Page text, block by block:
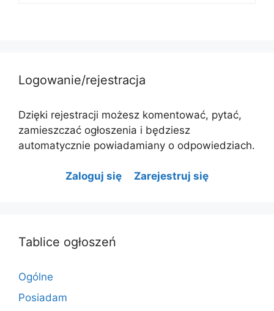
Logowanie/rejestracja
Dzięki rejestracji możesz komentować, pytać,
zamieszczać ogłoszenia i będziesz
automatycznie powiadamiany o odpowiedziach.
Zaloguj się Zarejestruj się
Tablice ogłoszeń
Ogólne
Posiadam